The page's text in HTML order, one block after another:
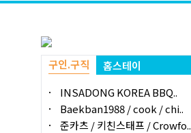
구인.구직
홈스테이
INSADONG KOREA BBQ..
Baekban1988 / cook / chi..
준카츠 / 키친스태프 / Crowfo..